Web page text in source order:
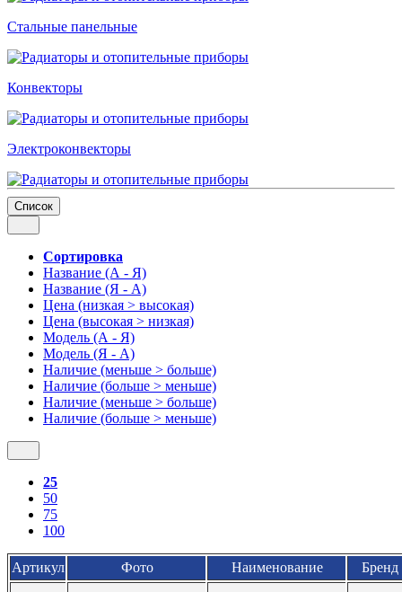
Стальные панельные
Конвекторы
Электроконвекторы
Список
Сортировка
Название (А - Я)
Название (Я - А)
Цена (низкая > высокая)
Цена (высокая > низкая)
Модель (А - Я)
Модель (Я - А)
Наличие (меньше > больше)
Наличие (больше > меньше)
Наличие (меньше > больше)
Наличие (больше > меньше)
25
50
75
100
Артикул Фото Наименование Бренд